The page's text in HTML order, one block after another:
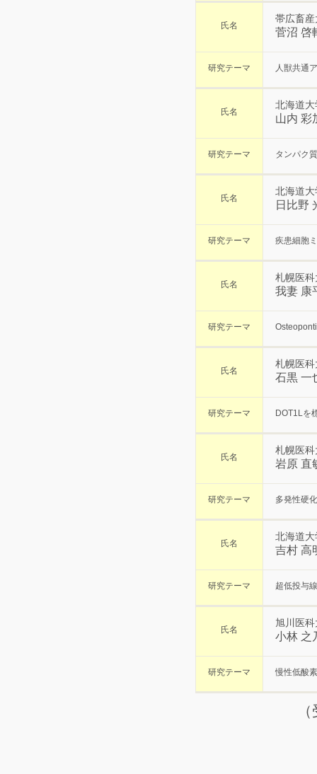
氏名
帯広畜
菅沼 啓
研究テーマ 人獣共通
氏名
北海道
山内 彩
研究テーマ タンパク
氏名
北海道
日比野
研究テーマ 疾患細胞
氏名
札幌医
我妻 康
研究テーマ
氏名
札幌医
石黒 一
研究テーマ DOT1Lを
氏名
札幌医
岩原 直
研究テーマ 多発性硬
氏名
北海道
吉村 高
研究テーマ 超低投与
氏名
旭川医
小林 之
研究テーマ 慢性低酸